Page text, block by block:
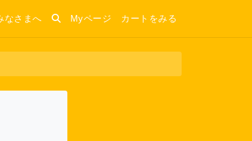
なさまへ Myページ カートをみる